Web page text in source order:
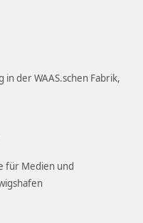
der WAAS.schen Fabrik,
für Medien und